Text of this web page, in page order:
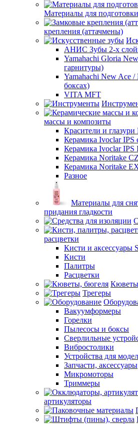
Материалы для
крепления (аттачмены)
АНИС Зубы 2-х
Yamahachi Gloria
гарнитуры)
Yamahachi New Ace
боксах)
VITA MFT
массы и композиты
Красители и
Керамика Ivoclar IPS
Керамика Ivoclar IPS
Керамика Noritake
Керамика Noritake
Разное
Материалы для
придания гладкости
расцветки
Кисти и аксессуары
Кисти
Палитры
Расцветки
Трегеры
Вакуумформеры
Горелки
Пылесосы и боксы
Сверлильные
Вибростолики
Устройства для
Запчасти, аксессуары
Микромоторы
Триммеры
артикуляторы